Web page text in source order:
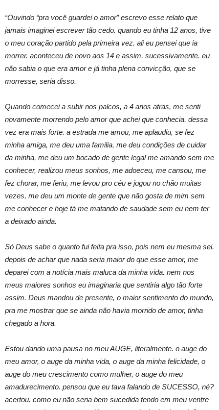
“Ouvindo “pra você guardei o amor” escrevo esse relato que
jamais imaginei escrever tão cedo. quando eu tinha 12 anos, tive
o meu coração partido pela primeira vez. ali eu pensei que ia
morrer. aconteceu de novo aos 14 e assim, sucessivamente. eu
não sabia o que era amor e já tinha plena convicção, que se
morresse, seria disso.
Quando comecei a subir nos palcos, a 4 anos atras, me senti
novamente morrendo pelo amor que achei que conhecia. dessa
vez era mais forte. a estrada me amou, me aplaudiu, se fez
minha amiga, me deu uma familia, me deu condições de cuidar
da minha, me deu um bocado de gente legal me amando sem me
conhecer, realizou meus sonhos, me adoeceu, me cansou, me
fez chorar, me feriu, me levou pro céu e jogou no chão muitas
vezes, me deu um monte de gente que não gosta de mim sem
me conhecer e hoje tá me matando de saudade sem eu nem ter
a deixado ainda.
Só Deus sabe o quanto fui feita pra isso, pois nem eu mesma sei.
depois de achar que nada seria maior do que esse amor, me
deparei com a notícia mais maluca da minha vida. nem nos
meus maiores sonhos eu imaginaria que sentiria algo tão forte
assim. Deus mandou de presente, o maior sentimento do mundo,
pra me mostrar que se ainda não havia morrido de amor, tinha
chegado a hora.
Estou dando uma pausa no meu AUGE, literalmente. o auge do
meu amor, o auge da minha vida, o auge da minha felicidade, o
auge do meu crescimento como mulher, o auge do meu
amadurecimento. pensou que eu tava falando de SUCESSO, né?
acertou. como eu não seria bem sucedida tendo em meu ventre